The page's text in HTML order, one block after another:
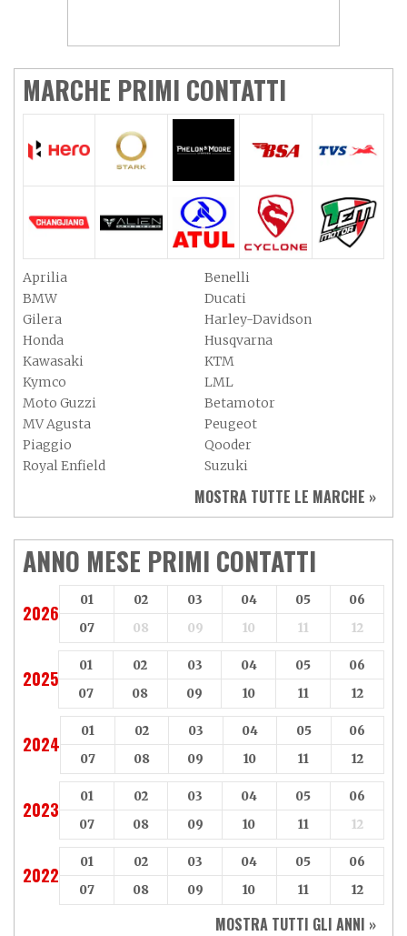
MARCHE PRIMI CONTATTI
Aprilia
Benelli
BMW
Ducati
Gilera
Harley-Davidson
Honda
Husqvarna
Kawasaki
KTM
Kymco
LML
Moto Guzzi
Betamotor
MV Agusta
Peugeot
Piaggio
Qooder
Royal Enfield
Suzuki
Triumph
Yamaha
Aeon
Aspes
Axy
Baotian
MOSTRA TUTTE LE MARCHE »
ANNO MESE PRIMI CONTATTI
2026
01 02 03 04 05
06
07
08 09 10 11 12
2025
01 02 03 04 05
06
07
08 09 10 11 12
2024
01 02 03 04 05
06
07
08 09 10 11 12
2023
01 02 03 04 05
06
07
08 09 10 11 12
2022
01 02 03 04 05
06
07
08 09 10 11 12
MOSTRA TUTTI GLI ANNI »